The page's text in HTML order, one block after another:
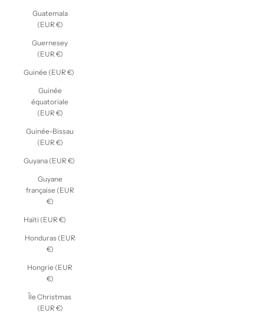
Guatemala
(EUR €)
Guernesey
(EUR €)
Guinée (EUR €)
Guinée
équatoriale
(EUR €)
Guinée-Bissau
(EUR €)
Guyana (EUR €)
Guyane
française (EUR
€)
Haïti (EUR €)
Honduras (EUR
€)
Hongrie (EUR
€)
Île Christmas
(EUR €)